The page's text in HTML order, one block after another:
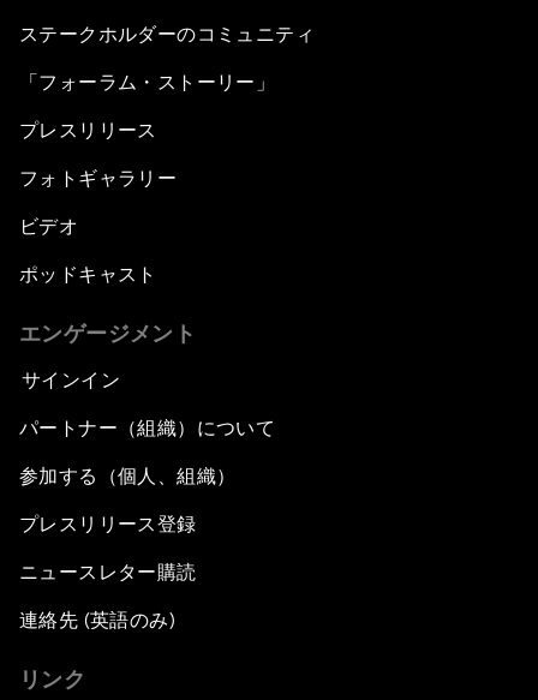
ステークホルダーのコミュニティ
「フォーラム・ストーリー」
プレスリリース
フォトギャラリー
ビデオ
ポッドキャスト
エンゲージメント
サインイン
パートナー（組織）について
参加する（個人、組織）
プレスリリース登録
ニュースレター購読
連絡先 (英語のみ)
リンク